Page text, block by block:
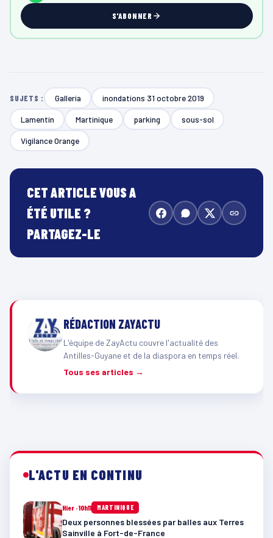
S'ABONNER
SUJETS : Galleria inondations 31 octobre 2019
Lamentin Martinique parking sous-sol
Vigilance Orange
CET ARTICLE VOUS A
ÉTÉ UTILE ?
PARTAGEZ-LE
RÉDACTION ZAYACTU
L'équipe de ZayActu couvre l'actualité des
Antilles-Guyane et de la diaspora en temps réel.
Tous ses articles →
L'ACTU EN CONTINU
Hier · 10h11 MARTINIQUE
Deux personnes blessées par balles aux Terres
Sainville à Fort-de-France